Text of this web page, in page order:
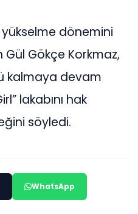
yükselme dönemini
Gül Gökçe Korkmaz,
kalmaya devam
lakabını hak
söyledi.
WhatsApp